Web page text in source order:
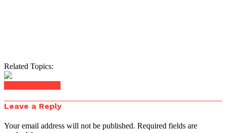
Related Topics:
Leave a Reply
Your email address will not be published. Required fields are